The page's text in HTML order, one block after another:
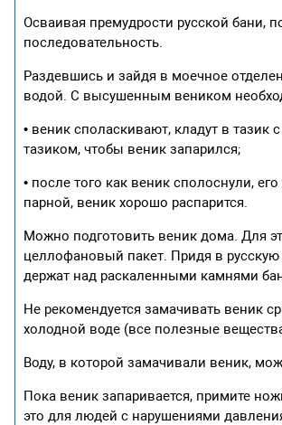
Осваивая премудрости русской бани,
последовательность.
Раздевшись и зайдя в моечное
водой. С высушенным веником
• веник споласкивают, кладут в тазик
тазиком, чтобы веник запарился;
• после того как веник сполоснули,
парной, веник хорошо распарится.
Можно подготовить веник дома. Для
целлофановый пакет. Придя в
держат над раскаленными камнями
Не рекомендуется замачивать веник
холодной воде (все полезные
Воду, в которой замачивали веник,
Пока веник запаривается, примите
это для людей с нарушениями